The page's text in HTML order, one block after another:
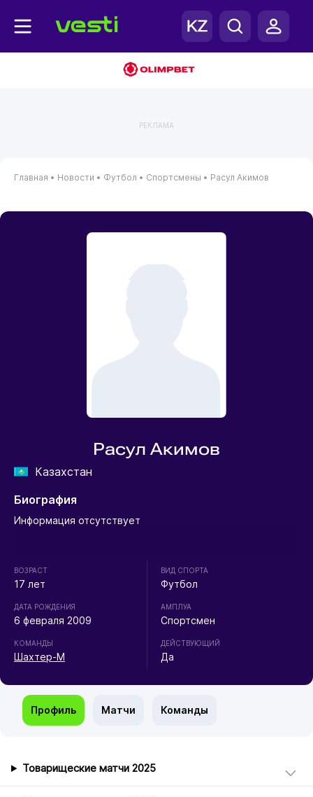
РЕКЛАМА
Главная • Новости • Футбол • Спортсмены • Расул Акимов
Расул Акимов
Казахстан
Биография
Информация отсутствует
ВОЗРАСТ
17 лет
ДАТА РОЖДЕНИЯ
6 февраля 2009
КОМАНДЫ
Шахтер-М
ВИД СПОРТА
Футбол
АМПЛУА
Спортсмен
ДЕЙСТВУЮЩИЙ
Да
Профиль Матчи Команды
Товарищеские матчи 2025